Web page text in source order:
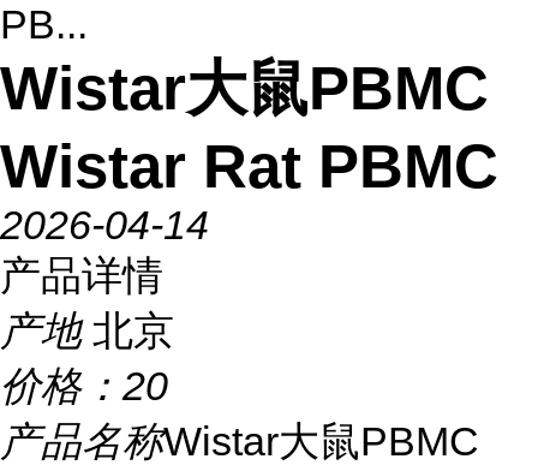
PB...
Wistar大鼠PBMC
Wistar Rat PBMC
2026-04-14
产品详情
产地 北京
价格： 20
产品名称Wistar大鼠PBMC